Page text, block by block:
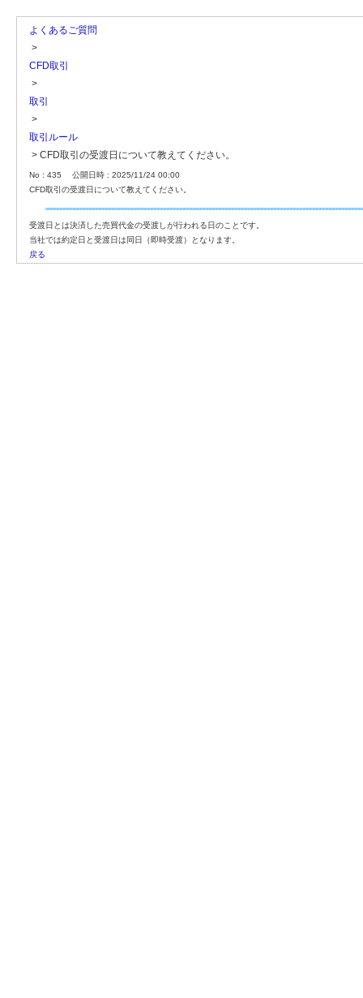
よくあるご質問
>
CFD取引
>
取引
>
取引ルール
> CFD取引の受渡日について教えてください。
No : 435
公開日時 : 2025/11/24 00:00
CFD取引の受渡日について教えてください。
受渡日とは決済した売買代金の受渡しが行われる日のことです。
当社では約定日と受渡日は同日（即時受渡）となります。
戻る